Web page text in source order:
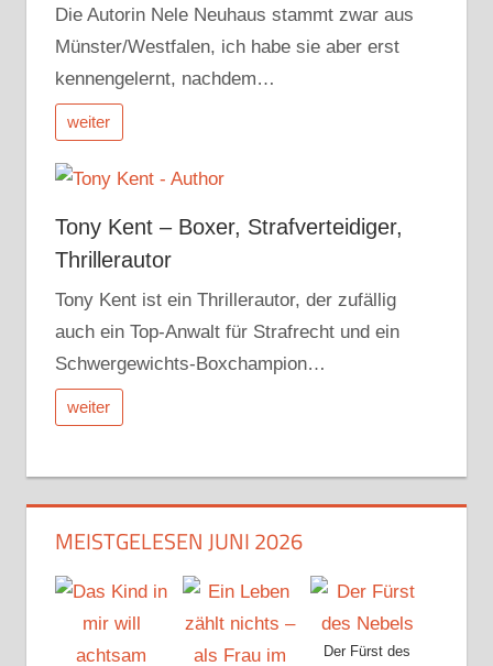
Die Autorin Nele Neuhaus stammt zwar aus
Münster/Westfalen, ich habe sie aber erst
kennengelernt, nachdem…
weiter
Tony Kent – Boxer, Strafverteidiger,
Thrillerautor
Tony Kent ist ein Thrillerautor, der zufällig
auch ein Top-Anwalt für Strafrecht und ein
Schwergewichts-Boxchampion…
weiter
MEISTGELESEN JUNI 2026
Der Fürst des